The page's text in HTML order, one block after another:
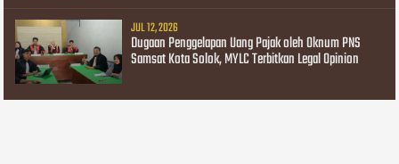
JUL 12, 2026
Dugaan Penggelapan Uang Pajak oleh Oknum PNS
Samsat Kota Solok, MYLC Terbitkan Legal Opinion